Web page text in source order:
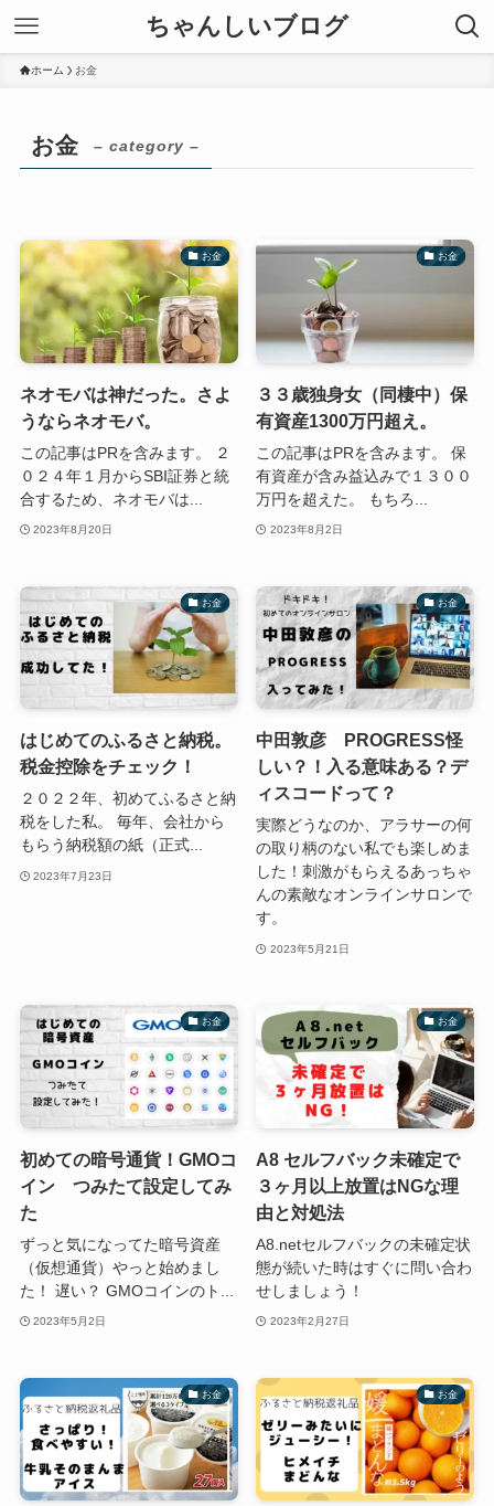
ちゃんしいブログ
ホーム お金
お金 – category –
お金
ネオモバは神だった。さよ
うならネオモバ。
この記事はPRを含みます。 ２
０２４年１月からSBI証券と統
合するため、ネオモバは...
2023年8月20日
お金
３３歳独身女（同棲中）保
有資産1300万円超え。
この記事はPRを含みます。 保
有資産が含み益込みで１３００
万円を超えた。 もちろ...
2023年8月2日
お金
はじめてのふるさと納税。
税金控除をチェック！
２０２２年、初めてふるさと納
税をした私。 毎年、会社から
もらう納税額の紙（正式...
2023年7月23日
お金
中田敦彦 PROGRESS怪
しい？！入る意味ある？デ
ィスコードって？
実際どうなのか、アラサーの何
の取り柄のない私でも楽しめま
した！刺激がもらえるあっちゃ
んの素敵なオンラインサロンで
す。
2023年5月21日
お金
初めての暗号通貨！GMOコ
イン つみたて設定してみ
た
ずっと気になってた暗号資産
（仮想通貨）やっと始めまし
た！ 遅い？ GMOコインのト...
2023年5月2日
お金
A8 セルフバック未確定で
３ヶ月以上放置はNGな理
由と対処法
A8.netセルフバックの未確定状
態が続いた時はすぐに問い合わ
せしましょう！
2023年2月27日
お金 お金